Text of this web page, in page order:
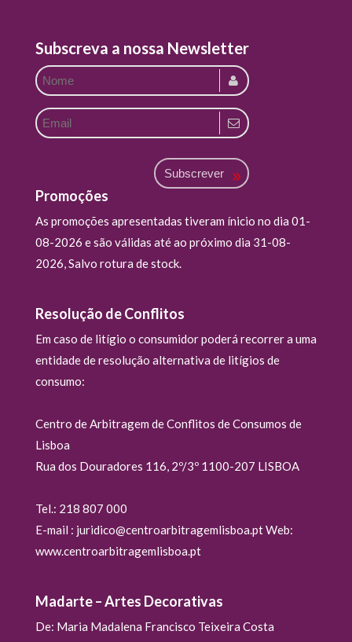
Subscreva a nossa Newsletter
Subscrever
Promoções
As promoções apresentadas tiveram ínicio no dia 01-
08-2026 e são válidas até ao próximo dia 31-08-
2026, Salvo rotura de stock.
Resolução de Conflitos
Em caso de litígio o consumidor poderá recorrer a uma
entidade de resolução alternativa de litígios de
consumo:
Centro de Arbitragem de Conflitos de Consumos de
Lisboa
Rua dos Douradores 116, 2º/3º 1100-207 LISBOA
Tel.: 218 807 000
E-mail : juridico@centroarbitragemlisboa.pt Web:
www.centroarbitragemlisboa.pt
Madarte – Artes Decorativas
De: Maria Madalena Francisco Teixeira Costa